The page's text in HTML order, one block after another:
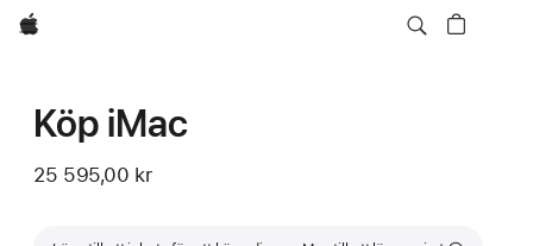
Apple
Köp iMac
25 595,00 kr
Fotnot